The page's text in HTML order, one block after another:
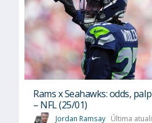
Rams x Seahawks: odds,
– NFL (25/01)
Jordan Ramsay Última